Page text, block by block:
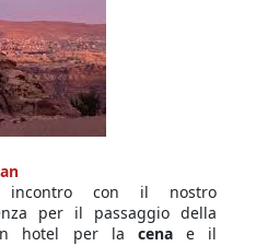
incontro con il nostro
per il passaggio della
in hotel per la cena e il